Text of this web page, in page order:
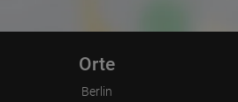
Orte
Berlin